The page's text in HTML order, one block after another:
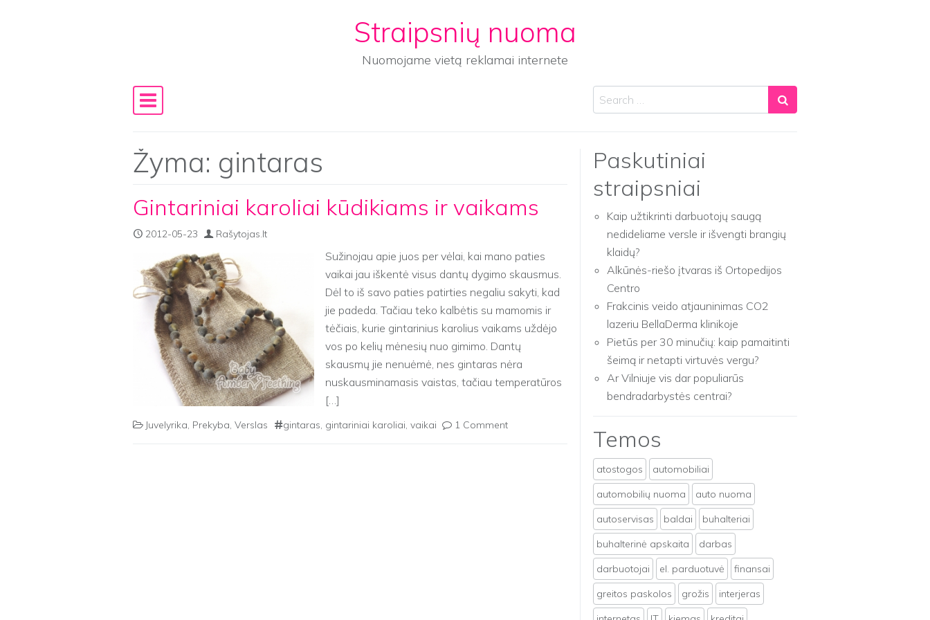
Straipsnių nuoma
Nuomojame vietą reklamai internete
Main Navigation
Search
Žyma: gintaras
Gintariniai karoliai kūdikiams ir vaikams
2012-05-23 Rašytojas.lt
Sužinojau apie juos per vėlai, kai mano paties
vaikai jau iškentė visus dantų dygimo skausmus.
Dėl to iš savo paties patirties negaliu sakyti, kad
jie padeda. Tačiau teko kalbėtis su mamomis ir
tėčiais, kurie gintarinius karolius vaikams uždėjo
vos po kelių mėnesių nuo gimimo. Dantų
skausmų jie nenuėmė, nes gintaras nėra
nuskausminamasis vaistas, tačiau temperatūros
[…]
Juvelyrika Prekyba Verslas gintaras gintariniai karoliai vaikai 1 Comment
Paskutiniai
straipsniai
Kaip užtikrinti darbuotojų saugą
nedideliame versle ir išvengti brangių
klaidų?
Alkūnės-riešo įtvaras iš Ortopedijos
Centro
Frakcinis veido atjauninimas CO2
lazeriu BellaDerma klinikoje
Pietūs per 30 minučių: kaip pamaitinti
šeimą ir netapti virtuvės vergu?
Ar Vilniuje vis dar populiarūs
bendradarbystės centrai?
Temos
atostogos
automobiliai
automobilių nuoma
auto nuoma
autoservisas
baldai
buhalteriai
buhalterinė apskaita
darbas
darbuotojai
el. parduotuvė
finansai
greitos paskolos
grožis
interjeras